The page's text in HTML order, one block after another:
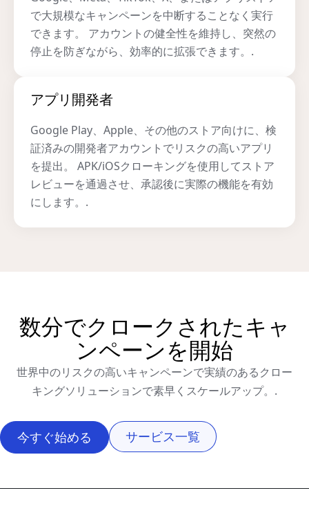
で大規模なキャンペーンを中断することなく実行
できます。 アカウントの健全性を維持し、突然の
停止を防ぎながら、効率的に拡張できます。.
アプリ開発者
Google Play、Apple、その他のストア向けに、検
証済みの開発者アカウントでリスクの高いアプリ
を提出。 APK/iOSクローキングを使用してストア
レビューを通過させ、承認後に実際の機能を有効
にします。.
数分でクロークされたキャ
ンペーンを開始
世界中のリスクの高いキャンペーンで実績のあるクロー
キングソリューションで素早くスケールアップ。.
今すぐ始める サービス一覧